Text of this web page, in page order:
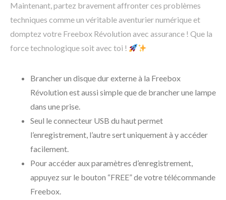
Maintenant, partez bravement affronter ces problèmes
techniques comme un véritable aventurier numérique et
domptez votre Freebox Révolution avec assurance ! Que la
force technologique soit avec toi !
Brancher un disque dur externe à la Freebox
Révolution est aussi simple que de brancher une lampe
dans une prise.
Seul le connecteur USB du haut permet
l’enregistrement, l’autre sert uniquement à y accéder
facilement.
Pour accéder aux paramètres d’enregistrement,
appuyez sur le bouton “FREE” de votre télécommande
Freebox.